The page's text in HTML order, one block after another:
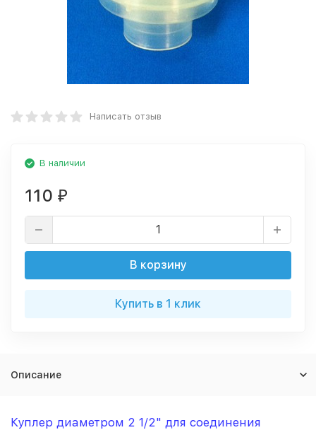
Написать отзыв
В наличии
110 ₽
В корзину
Купить в 1 клик
Описание
Куплер диаметром 2 1/2" для соединения